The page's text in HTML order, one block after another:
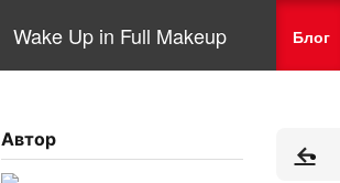
Wake Up in Full Makeup Блог
Автор